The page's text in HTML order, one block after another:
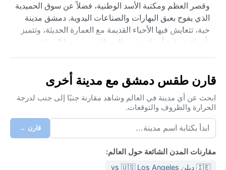
وقصر العظم ومكتبة الأسد الوطنية، فضلاً عن سوق الحميدية
الذي يفوح بعبق البهارات والصناعات اليدوية. دمشق مدينة
حية، تتعايش فيها الأحياء القديمة مع العمارة الحديثة، وتتميز
بأجواء شرقية أصيلة تجذب المسافرين بروحها الضيافة
مناخ دمشق وفق تصنيف كوبن هو BSk، أي شبه جاف بارد.
الصيف حار وجاف، حيث ترتفع درجات الحرارة نهاراً إلى ما
فوق 35 درجة مئوية، بينما تكون الليالي معتدلة. الشتاء بارد
نسبياً، وقد تهطل أمطار خفيفة إلى معتدلة بين نوفمبر
ومارس، بمعدل سنوي لا يتجاوز 250 ملم. الرطوبة منخفضة
غالباً، لكنها ترتفع قليلاً في الربيع. الثلوج نادرة ولكنها قد تحدث
القطنية الخفيفة للصيف، وسترات دافئة للشتاء، مع مظلة
تحسباً للأمطار المتقطعة.
قارن طقس دمشق مع مدينة أخرى
ابحث عن أي مدينة في العالم وشاهد مقارنة جنبًا إلى جنب لدرجة
الحرارة والظروف والتوقعات.
قارن →
مقارنات المدن الشائعة حول العالم:
🇮🇪 دبلن vs 🇺🇸 Los Angeles